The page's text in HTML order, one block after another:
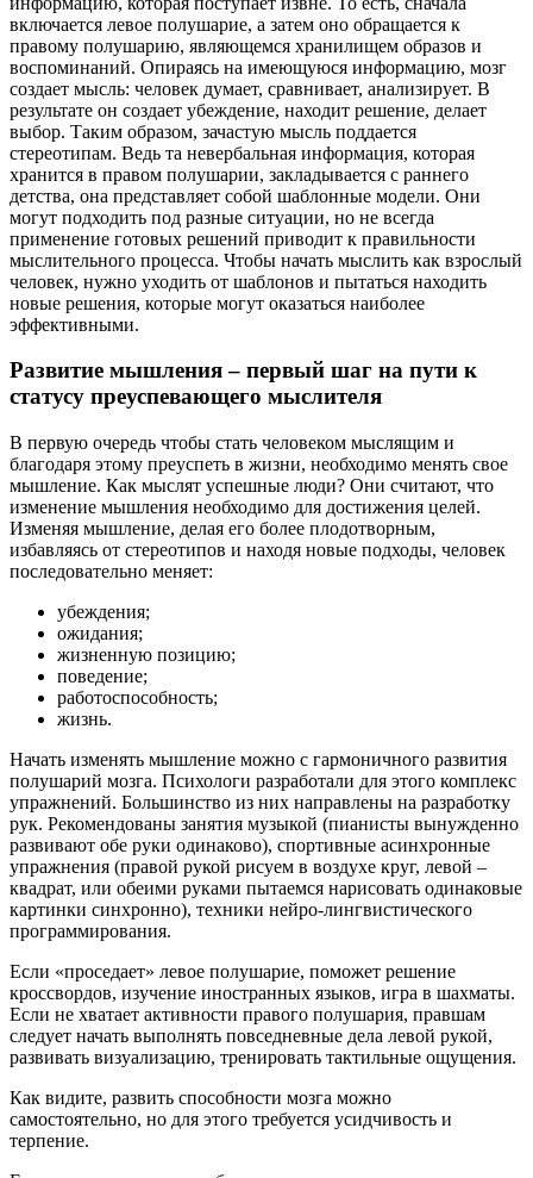
включается левое полушарие, а затем оно обращается к
правому полушарию, являющемся хранилищем образов и
воспоминаний. Опираясь на имеющуюся информацию, мозг
создает мысль: человек думает, сравнивает, анализирует. В
результате он создает убеждение, находит решение, делает
выбор. Таким образом, зачастую мысль поддается
стереотипам. Ведь та невербальная информация, которая
хранится в правом полушарии, закладывается с раннего
детства, она представляет собой шаблонные модели. Они
могут подходить под разные ситуации, но не всегда
применение готовых решений приводит к правильности
мыслительного процесса. Чтобы начать мыслить как взрослый
человек, нужно уходить от шаблонов и пытаться находить
новые решения, которые могут оказаться наиболее
эффективными.
Развитие мышления – первый шаг на пути к
статусу преуспевающего мыслителя
В первую очередь чтобы стать человеком мыслящим и
благодаря этому преуспеть в жизни, необходимо менять свое
мышление. Как мыслят успешные люди? Они считают, что
изменение мышления необходимо для достижения целей.
Изменяя мышление, делая его более плодотворным,
избавляясь от стереотипов и находя новые подходы, человек
последовательно меняет:
убеждения;
ожидания;
жизненную позицию;
поведение;
работоспособность;
жизнь.
Начать изменять мышление можно с гармоничного развития
полушарий мозга. Психологи разработали для этого комплекс
упражнений. Большинство из них направлены на разработку
рук. Рекомендованы занятия музыкой (пианисты вынужденно
развивают обе руки одинаково), спортивные асинхронные
упражнения (правой рукой рисуем в воздухе круг, левой –
квадрат, или обеими руками пытаемся нарисовать одинаковые
картинки синхронно), техники нейро-лингвистического
программирования.
Если «проседает» левое полушарие, поможет решение
кроссвордов, изучение иностранных языков, игра в шахматы.
Если не хватает активности правого полушария, правшам
следует начать выполнять повседневные дела левой рукой,
развивать визуализацию, тренировать тактильные ощущения.
Как видите, развить способности мозга можно
самостоятельно, но для этого требуется усидчивость и
терпение.